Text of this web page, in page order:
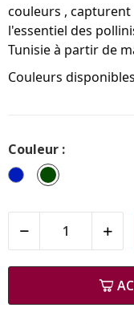
couleurs ,
l'essentiel des
Tunisie à partir de
Couleurs
Couleur :
Bleu
Vert